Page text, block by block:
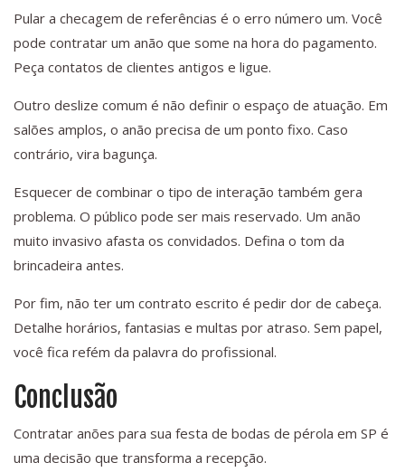
Pular a checagem de referências é o erro número um. Você
pode contratar um anão que some na hora do pagamento.
Peça contatos de clientes antigos e ligue.
Outro deslize comum é não definir o espaço de atuação. Em
salões amplos, o anão precisa de um ponto fixo. Caso
contrário, vira bagunça.
Esquecer de combinar o tipo de interação também gera
problema. O público pode ser mais reservado. Um anão
muito invasivo afasta os convidados. Defina o tom da
brincadeira antes.
Por fim, não ter um contrato escrito é pedir dor de cabeça.
Detalhe horários, fantasias e multas por atraso. Sem papel,
você fica refém da palavra do profissional.
Conclusão
Contratar anões para sua festa de bodas de pérola em SP é
uma decisão que transforma a recepção.